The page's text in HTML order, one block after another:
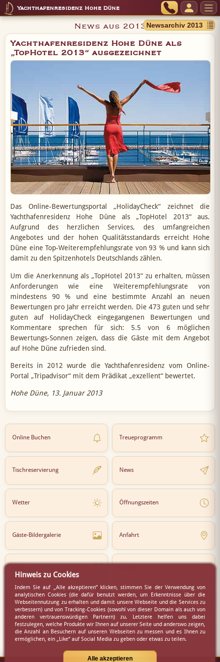
Yachthafenresidenz Hohe Düne
News aus 2013
Yachthafenresidenz Hohe Düne als
„TopHotel 2013“ ausgezeichnet
Das Online-Bewertungsportal „HolidayCheck“ zeichnet die
Yachthafenresidenz Hohe Düne als „TopHotel 2013“ aus.
Aufgrund des herzlichen Services, des umfangreichen
Angebotes und der hohen Qualitätsstandards erreicht Hohe
Düne eine Top-Weiterempfehlungsrate von 93 % und kann sich
damit zu den Spitzenhotels Deutschlands zählen.
Um die Anerkennung als „TopHotel 2013“ zu erhalten, müssen
Anforderungen wie eine Weiterempfehlungsrate von
mindestens 90 % und eine bestimmte Anzahl an neuen
Bewertungen pro Jahr erreicht werden. Die 473 guten und sehr
guten auf HolidayCheck eingegangenen Bewertungen und
Kommentare sprechen für sich: 5.5 von 6 möglichen
Bewertungs-Sonnen zeigen, dass die Gäste mit dem Angebot
auf Hohe Düne zufrieden sind.
Bereits in 2012 wurde die Yachthafenresidenz vom Online-
Portal „Tripadvisor“ mit dem Prädikat „exzellent“ bewertet.
Hohe Düne, 13. Januar 2013
Online Buchen Treueprogramm
Tischreservierung News
Wetter Öffnungszeiten
Gäste-Bildergalerie Anfahrt
Newsletter Partner
Virtueller Rundgang Presse
Hinweis zu Cookies
Indem Sie auf „Alle akzeptieren” klicken, stimmen Sie der Verwendung von
analytischen Cookies (die dafür benutzt werden, um Erkenntnisse über die
Webseitennutzung zu erhalten und damit unsere Webseite und die Services zu
verbessern) und von Tracking-Cookies (sowohl von dieser Domain als auch von
anderen vertrauenswürdigen Partnern) zu. Letztere helfen uns dabei
festzulegen, welche Produkte wir Ihnen auf unserer Seite und anderswo zeigen,
die Anzahl an Besuchern auf unseren Webseiten zu messen und es Ihnen zu
ermöglichen, ein „Like“ auf Social Media zu geben oder etwas zu teilen.
Alle akzeptieren